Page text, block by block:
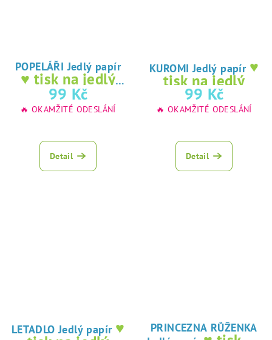
POPELÁŘI Jedlý papír
♥ tisk na jedlý
papír
99 Kč
🔥 OKAMŽITÉ ODESLÁNÍ
Detail
KUROMI Jedlý papír ♥
tisk na jedlý
papír
99 Kč
🔥 OKAMŽITÉ ODESLÁNÍ
Detail
LETADLO Jedlý papír ♥
PRINCEZNA RŮŽENKA